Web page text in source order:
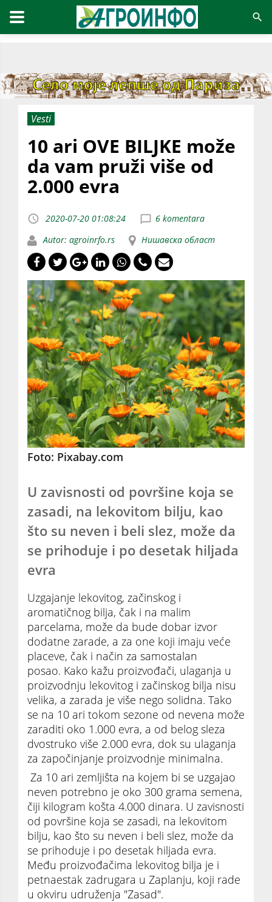
Vesti
10 ari OVE BILJKE može
da vam pruži više od
2.000 evra
2020-07-20 01:08:24
6 komentara
Autor: agroinrfo.rs
Нишавска област
Foto: Pixabay.com
U zavisnosti od površine koja se
zasadi, na lekovitom bilju, kao
što su neven i beli slez, može da
se prihoduje i po desetak hiljada
evra
Uzgajanje lekovitog, začinskog i
aromatičnog bilja, čak i na malim
parcelama, može da bude dobar izvor
dodatne zarade, a za one koji imaju veće
placeve, čak i način za samostalan
posao. Kako kažu proizvođači, ulaganja u
proizvodnju lekovitog i začinskog bilja nisu
velika, a zarada je više nego solidna. Tako
se na 10 ari tokom sezone od nevena može
zaraditi oko 1.000 evra, a od belog sleza
dvostruko više 2.000 evra, dok su ulaganja
za započinjanje proizvodnje minimalna.
Za 10 ari zemljišta na kojem bi se uzgajao
neven potrebno je oko 300 grama semena,
čiji kilogram košta 4.000 dinara. U zavisnosti
od površine koja se zasadi, na lekovitom
bilju, kao što su neven i beli slez, može da
se prihoduje i po desetak hiljada evra.
Među proizvođačima lekovitog bilja je i
petnaestak zadrugara u Zaplanju, koji rade
u okviru udruženja "Zasad".